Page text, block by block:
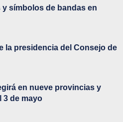
símbolos de bandas en
la presidencia del Consejo de
en nueve provincias y
3 de mayo